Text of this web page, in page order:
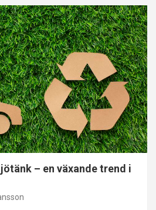
– en växande trend i